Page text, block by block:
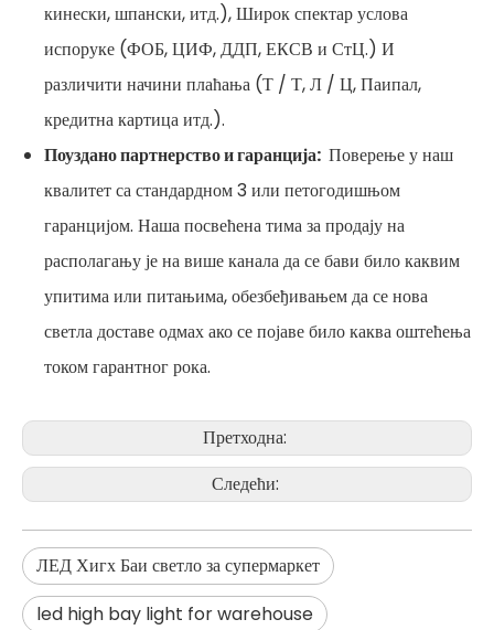
кинески, шпански, итд.), Широк спектар услова
испоруке (ФОБ, ЦИФ, ДДП, ЕКСВ и СтЦ.) И
различити начини плаћања (Т / Т, Л / Ц, Паипал,
кредитна картица итд.).
Поуздано партнерство и гаранција: Поверење у наш
квалитет са стандардном 3 или петогодишњом
гаранцијом. Наша посвећена тима за продају на
располагању је на више канала да се бави било каквим
упитима или питањима, обезбеђивањем да се нова
светла доставе одмах ако се појаве било каква оштећења
током гарантног рока.
Претходна:
Следећи:
ЛЕД Хигх Баи светло за супермаркет
led high bay light for warehouse